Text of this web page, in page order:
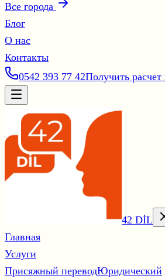
Все города
Блог
О нас
Контакты
0542 393 77 42Получить расчет
42 DİL
Главная
Услуги
Присяжный переводЮридический